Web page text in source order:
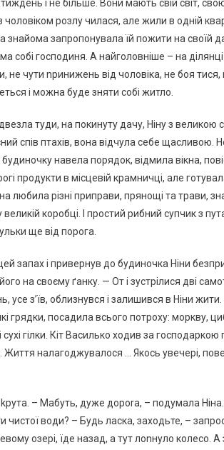
тиждень і не більше. Вони мають свій світ,
чоловіком розлу чилася, але жили в одній
знайома запропонувала їй пожити на своїй
собі господиня. А найголовніше – на
не чути nринижень від чоловіка, не боя
і можна буде зняти собі житло.
туди, на покинуту дачу, Ніну з
спів птахів, вона відчула себе щасливою.
навела порядок, відмила вікна,
продукти в місцевій крамничці, але
любила різні приправи, прянощі та трави,
коробці. І простий рибний супчик з
ще від порога.
запах і привернув до будиночка Ніни
на своєму ґанку. — От і зустрілися дві
усе з’їв, облизнувся і залишився в Ніни
грядки, посадила всього потроху: моркву,
сухі гілки. Кіт Василько ходив за
Життя налагоджувалося … Якось увечері,
– Мабуть, дуже дороrа, – подумала
чистої води? – Будь ласка, заходьте, –
озері, їде назад, а тут лоnнуло колесо.